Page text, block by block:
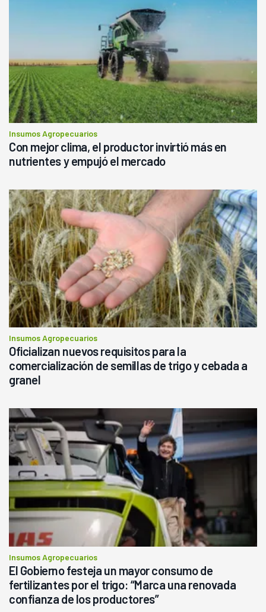
Insumos Agropecuarios
Con mejor clima, el productor invirtió más en
nutrientes y empujó el mercado
Insumos Agropecuarios
Oficializan nuevos requisitos para la
comercialización de semillas de trigo y cebada a
granel
Insumos Agropecuarios
El Gobierno festeja un mayor consumo de
fertilizantes por el trigo: “Marca una renovada
confianza de los productores”